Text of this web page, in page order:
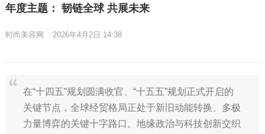
年度主题： 韧链全球 共展未来
时尚美容网 2026年4月2日 14:38
在“十四五”规划圆满收官、“十五五”规划正式开启的
关键节点，全球经贸格局正处于新旧动能转换、多极
力量博弈的关键十字路口。地缘政治与科技创新交织